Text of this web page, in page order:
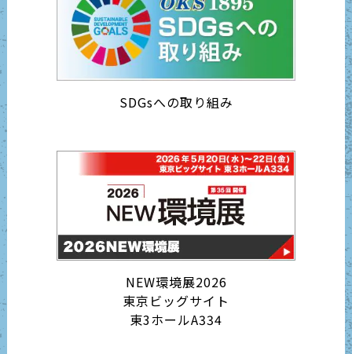
SDGsへの取り組み
NEW環境展2026
東京ビッグサイト
東3ホールA334